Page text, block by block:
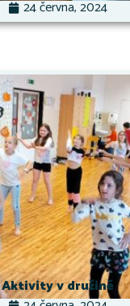
24 června, 2024
Aktivity v družině